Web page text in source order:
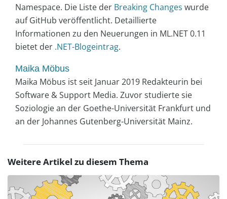
Namespace. Die Liste der Breaking Changes wurde
auf GitHub veröffentlicht. Detaillierte
Informationen zu den Neuerungen in ML.NET 0.11
bietet der .NET-Blogeintrag.
Maika Möbus
Maika Möbus ist seit Januar 2019 Redakteurin bei
Software & Support Media. Zuvor studierte sie
Soziologie an der Goethe-Universität Frankfurt und
an der Johannes Gutenberg-Universität Mainz.
Weitere Artikel zu diesem Thema